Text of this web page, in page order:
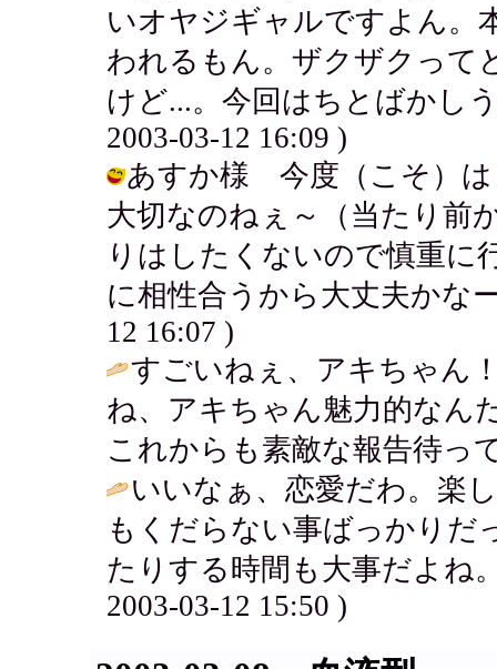
いオヤジギャルですよん。
われるもん。ザクザクって
けど...。今回はちとばかし
2003-03-12 16:09 )
あすか様 今度（こそ）は
大切なのねぇ～（当たり前
りはしたくないので慎重に
に相性合うから大丈夫かな
12 16:07 )
すごいねぇ、アキちゃん
ね、アキちゃん魅力的な
これからも素敵な報告待っ
いいなぁ、恋愛だわ。楽
もくだらない事ばっかりだ
たりする時間も大事だよね
2003-03-12 15:50 )